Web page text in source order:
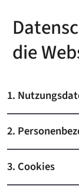
die
1.
2.
3. Cookies